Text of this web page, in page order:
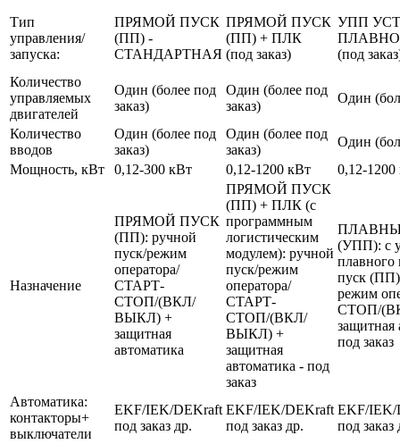
Тип
управления/
запуска:
ПРЯМОЙ ПУСК
(ПП) -
СТАНДАРТНАЯ
ПРЯМОЙ ПУСК
(ПП) + ПЛК
(под заказ)
УПП
(под
Количество
управляемых
двигателей
Один (более под
заказ)
Один (более под
заказ)
Один
Количество
вводов
Один (более под
заказ)
Один (более под
заказ)
Один
Мощность, кВт
0,12-300 кВт 0,12-1200 кВт 0,12-1200
Назначение
ПРЯМОЙ ПУСК
(ПП): ручной
пуск/режим
оператора/
СТАРТ-
СТОП/(ВКЛ/
ВЫКЛ) +
защитная
автоматика
ПРЯМОЙ ПУСК
(ПП) + ПЛК (с
программным
логистическим
модулем): ручной
пуск/режим
оператора/
СТАРТ-
СТОП/(ВКЛ/
ВЫКЛ) +
защитная
автоматика - под
заказ
(УПП): с
плавного
пуск
режим
СТОП/
защитная
под заказ
Автоматика:
контакторы+
выключатели
EKF/IEK/DEKraft
под заказ др.
EKF/IEK/DEKraft
под заказ др.
EKF/IEK/
под заказ